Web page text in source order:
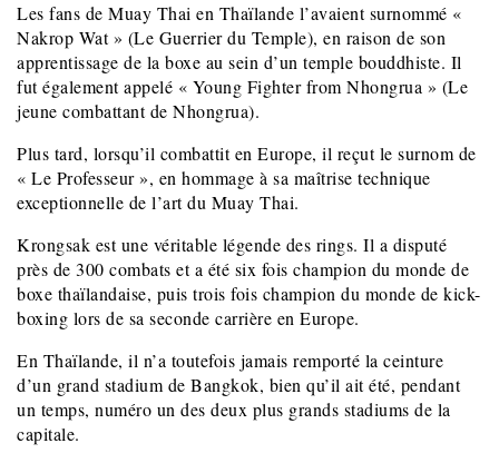
Les fans de Muay Thai en Thaïlande l’avaient surnommé «
Nakrop Wat » (Le Guerrier du Temple), en raison de son
apprentissage de la boxe au sein d’un temple bouddhiste. Il
fut également appelé « Young Fighter from Nhongrua » (Le
jeune combattant de Nhongrua).
Plus tard, lorsqu’il combattit en Europe, il reçut le surnom de
« Le Professeur », en hommage à sa maîtrise technique
exceptionnelle de l’art du Muay Thai.
Krongsak est une véritable légende des rings. Il a disputé
près de 300 combats et a été six fois champion du monde de
boxe thaïlandaise, puis trois fois champion du monde de kick-
boxing lors de sa seconde carrière en Europe.
En Thaïlande, il n’a toutefois jamais remporté la ceinture
d’un grand stadium de Bangkok, bien qu’il ait été, pendant
un temps, numéro un des deux plus grands stadiums de la
capitale.